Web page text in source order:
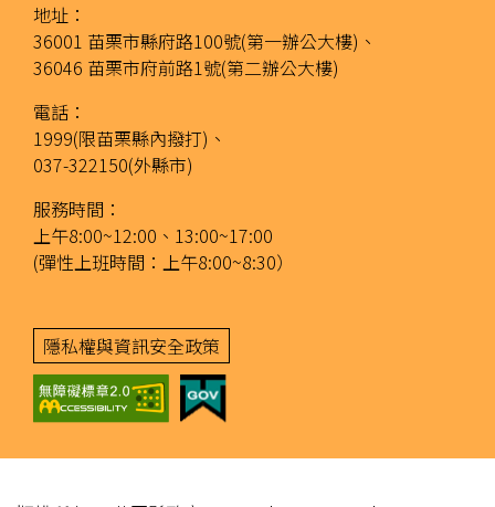
地址：
36001 苗栗市縣府路100號(第一辦公大樓)、
36046 苗栗市府前路1號(第二辦公大樓)
電話：
1999(限苗栗縣內撥打)、
037-322150(外縣市)
服務時間：
上午8:00~12:00、13:00~17:00
(彈性上班時間：上午8:00~8:30）
隱私權與資訊安全政策